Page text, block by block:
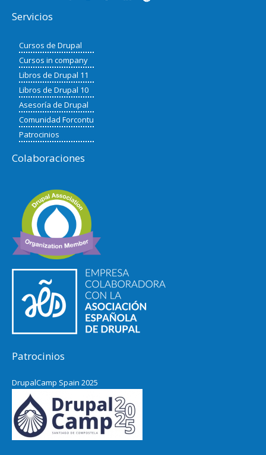
Servicios
Cursos de Drupal
Cursos in company
Libros de Drupal 11
Libros de Drupal 10
Asesoría de Drupal
Comunidad Forcontu
Patrocinios
Colaboraciones
Patrocinios
DrupalCamp Spain 2025
Pacific Northwest Drupal Summit
2024